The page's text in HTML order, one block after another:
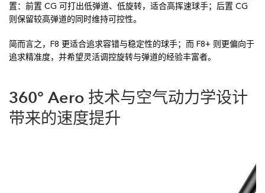
置：前置 CG 可打出低弹道、低旋转，适合高挥速球手；后置 CG
则保留较高弹道的同时维持可控性。
简而言之，F8 更适合追求容错与稳定性的球手；而 F8+ 则更偏向于
追求精准度，并希望灵活调控旋转与弹道的经验丰富者。
360° Aero 技术与空气动力学设计
带来的速度提升